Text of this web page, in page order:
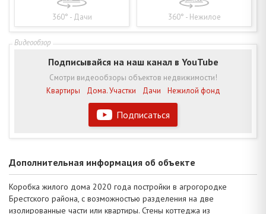
360° - Дачи 360° - Нежилое
Подписаться
Подписывайся на наш канал в YouTube
Смотри видеообзоры объектов недвижимости!
Квартиры
Дома. Участки Дачи Нежилой фонд
Дополнительная информация об объекте
Коробка жилого дома 2020 года постройки в агрогородке
Брестского района, с возможностью разделения на две
изолированные части или квартиры. Стены коттеджа из